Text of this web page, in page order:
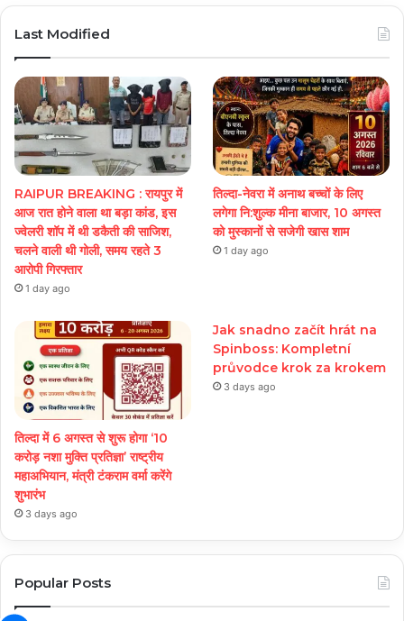
Last Modified
RAIPUR BREAKING : रायपुर में
आज रात होने वाला था बड़ा कांड, इस
ज्वेलरी शॉप में थी डकैती की साजिश,
चलने वाली थी गोली, समय रहते 3
आरोपी गिरफ्तार
1 day ago
तिल्दा-नेवरा में अनाथ बच्चों के लिए
लगेगा नि:शुल्क मीना बाजार, 10 अगस्त
को मुस्कानों से सजेगी खास शाम
1 day ago
तिल्दा में 6 अगस्त से शुरू होगा ‘10
करोड़ नशा मुक्ति प्रतिज्ञा’ राष्ट्रीय
महाअभियान, मंत्री टंकराम वर्मा करेंगे
शुभारंभ
3 days ago
Jak snadno začít hrát na
Spinboss: Kompletní
průvodce krok za krokem
3 days ago
Popular Posts